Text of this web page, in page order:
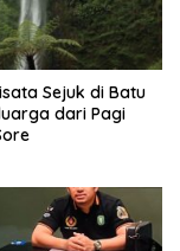
Sejuk di Batu
dari Pagi